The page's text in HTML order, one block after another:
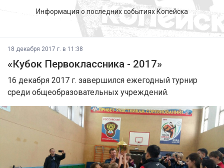
Информация о последних событиях Копейска
18 декабря 2017 г. в 11:38
«Кубок Первоклассника - 2017»
16 декабря 2017 г. завершился ежегодный турнир
среди общеобразовательных учреждений.